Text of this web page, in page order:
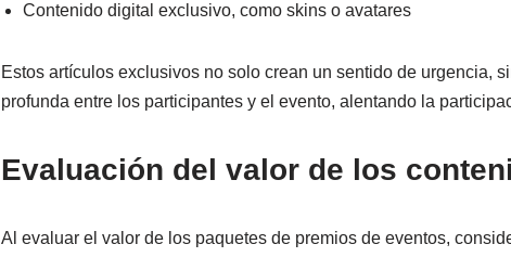
Contenido digital exclusivo, como skins o avatares
Estos artículos exclusivos no solo crean un sentido de urgencia,
profunda entre los participantes y el evento, alentando la
Evaluación del valor de los
Al evaluar el valor de los paquetes de premios de eventos,